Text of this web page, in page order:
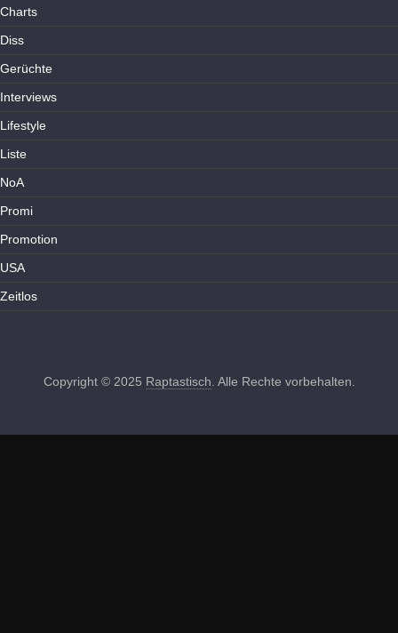
Charts
Diss
Gerüchte
Interviews
Lifestyle
Liste
NoA
Promi
Promotion
USA
Zeitlos
Copyright © 2025 Raptastisch . Alle Rechte vorbehalten.